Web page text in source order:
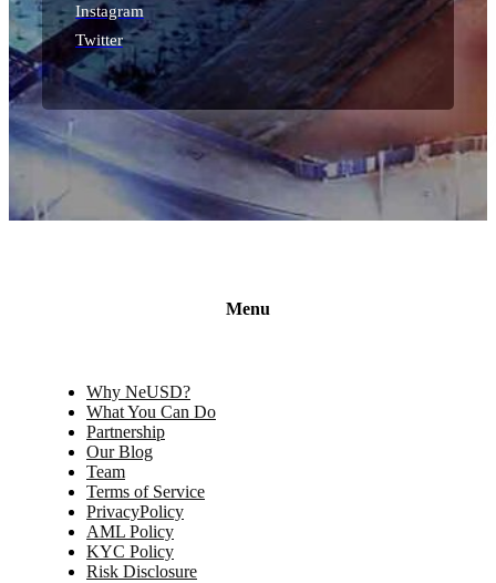
Instagram
Twitter
Menu
Why NeUSD?
What You Can Do
Partnership
Our Blog
Team
Terms of Service
PrivacyPolicy
AML Policy
KYC Policy
Risk Disclosure